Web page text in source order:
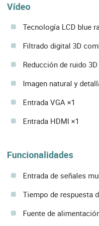
Vídeo
Tecnología LCD blue
Filtrado digital 3D
Reducción de ruido 3D
Imagen natural y
Entrada VGA ×1
Entrada HDMI ×1
Funcionalidades
Entrada de señales
Tiempo de respuesta
Fuente de